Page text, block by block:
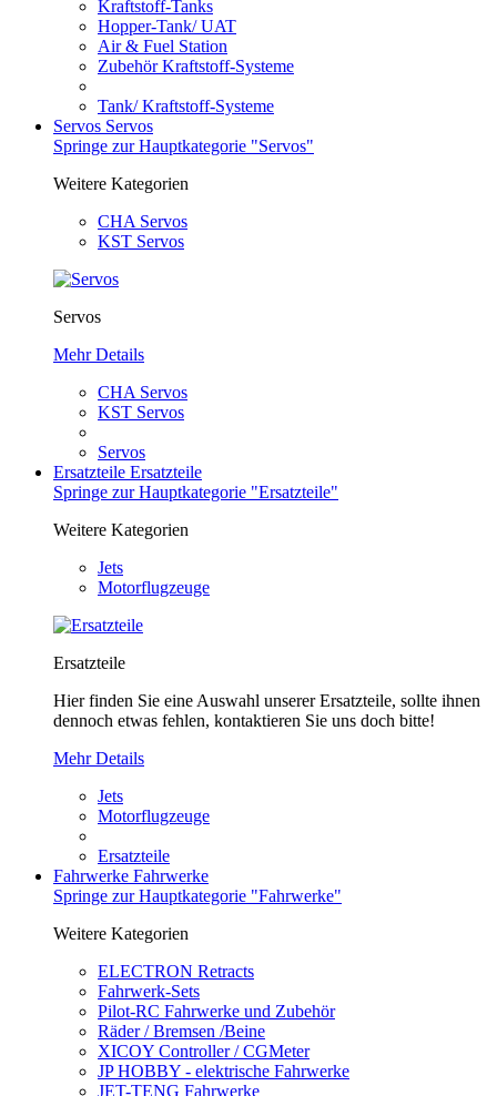
Kraftstoff-Tanks
Hopper-Tank/ UAT
Air & Fuel Station
Zubehör Kraftstoff-Systeme
Tank/ Kraftstoff-Systeme
Servos Servos
Springe zur Hauptkategorie "Servos"
Weitere Kategorien
CHA Servos
KST Servos
Servos
Mehr Details
CHA Servos
KST Servos
Servos
Ersatzteile Ersatzteile
Springe zur Hauptkategorie "Ersatzteile"
Weitere Kategorien
Jets
Motorflugzeuge
Ersatzteile
Hier finden Sie eine Auswahl unserer Ersatzteile, sollte ihnen
dennoch etwas fehlen, kontaktieren Sie uns doch bitte!
Mehr Details
Jets
Motorflugzeuge
Ersatzteile
Fahrwerke Fahrwerke
Springe zur Hauptkategorie "Fahrwerke"
Weitere Kategorien
ELECTRON Retracts
Fahrwerk-Sets
Pilot-RC Fahrwerke und Zubehör
Räder / Bremsen /Beine
XICOY Controller / CGMeter
JP HOBBY - elektrische Fahrwerke
JET-TENG Fahrwerke